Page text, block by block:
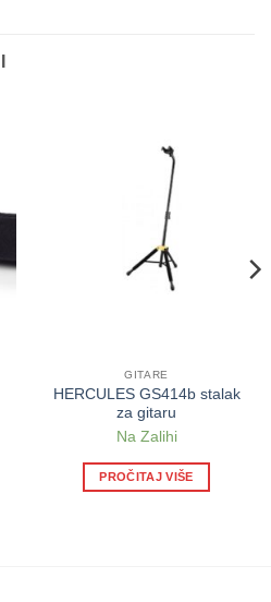
GITARE
HERCULES GS414b stalak
za gitaru
Na Zalihi
PROČITAJ VIŠE